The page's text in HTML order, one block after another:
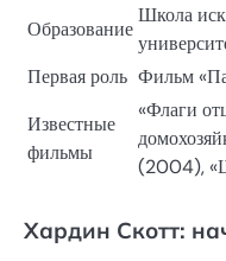
Образование
Школа
Первая роль Фильм
Известные
фильмы
«Флаги
(2004),
Хардин Скотт: